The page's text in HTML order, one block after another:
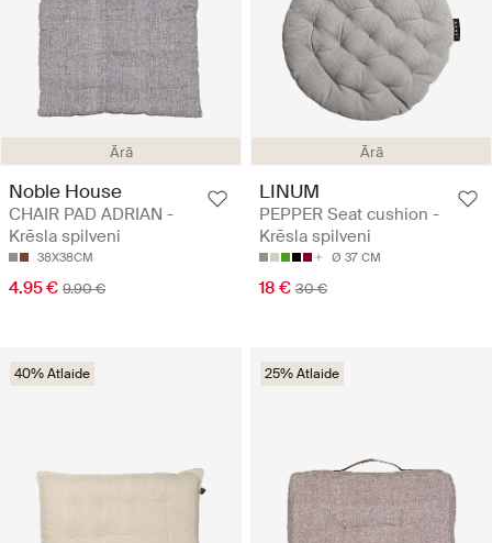
Ārā
Noble House
CHAIR PAD ADRIAN -
Krēsla spilveni
38X38CM
4.95 € 9.90 €
Ārā
LINUM
PEPPER Seat cushion -
Krēsla spilveni
Ø 37 CM
18 € 30 €
40% Atlaide 25% Atlaide